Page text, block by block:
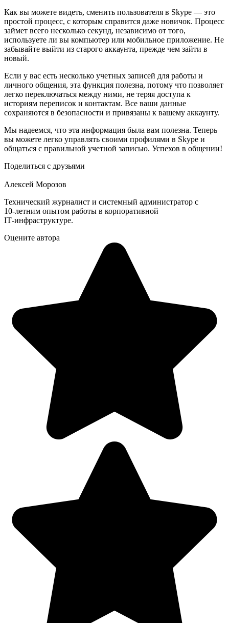
Как вы можете видеть, сменить пользователя в Skype — это
простой процесс, с которым справится даже новичок. Процесс
займет всего несколько секунд, независимо от того,
используете ли вы компьютер или мобильное приложение. Не
забывайте выйти из старого аккаунта, прежде чем зайти в
новый.
Если у вас есть несколько учетных записей для работы и
личного общения, эта функция полезна, потому что позволяет
легко переключаться между ними, не теряя доступа к
историям переписок и контактам. Все ваши данные
сохраняются в безопасности и привязаны к вашему аккаунту.
Мы надеемся, что эта информация была вам полезна. Теперь
вы можете легко управлять своими профилями в Skype и
общаться с правильной учетной записью. Успехов в общении!
Поделиться с друзьями
Алексей Морозов
Технический журналист и системный администратор с
10‑летним опытом работы в корпоративной
IT‑инфраструктуре.
Оцените автора